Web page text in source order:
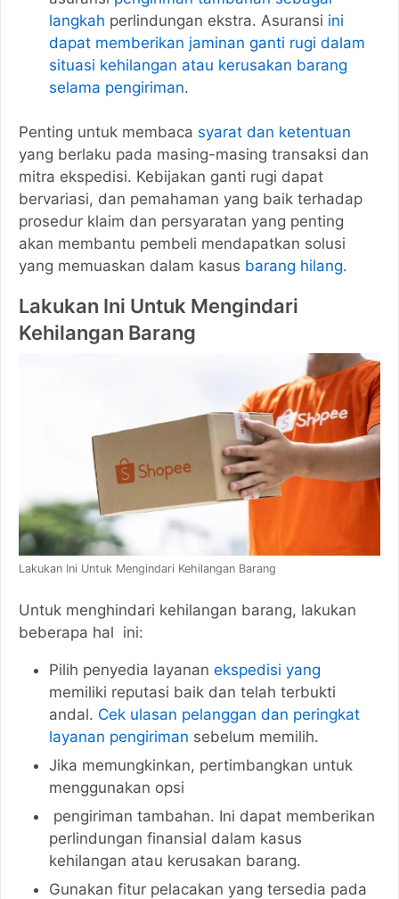
langkah perlindungan ekstra. Asuransi ini
dapat memberikan jaminan ganti rugi dalam
situasi kehilangan atau kerusakan barang
selama pengiriman.
Penting untuk membaca syarat dan ketentuan
yang berlaku pada masing-masing transaksi dan
mitra ekspedisi. Kebijakan ganti rugi dapat
bervariasi, dan pemahaman yang baik terhadap
prosedur klaim dan persyaratan yang penting
akan membantu pembeli mendapatkan solusi
yang memuaskan dalam kasus barang hilang.
Lakukan Ini Untuk Mengindari
Kehilangan Barang
Lakukan Ini Untuk Mengindari Kehilangan Barang
Untuk menghindari kehilangan barang, lakukan
beberapa hal ini:
Pilih penyedia layanan ekspedisi yang
memiliki reputasi baik dan telah terbukti
andal. Cek ulasan pelanggan dan peringkat
layanan pengiriman sebelum memilih.
Jika memungkinkan, pertimbangkan untuk
menggunakan opsi
pengiriman tambahan. Ini dapat memberikan
perlindungan finansial dalam kasus
kehilangan atau kerusakan barang.
Gunakan fitur pelacakan yang tersedia pada